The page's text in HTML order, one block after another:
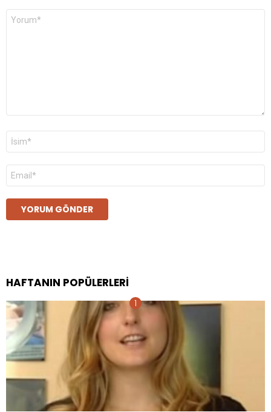
Yorum
Ad
E-
posta
*
HAFTANIN POPÜLERLERI